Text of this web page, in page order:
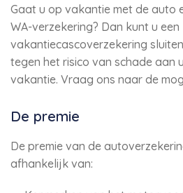
Gaat u op vakantie met de auto
WA-verzekering? Dan kunt u een
vakantiecascoverzekering
tegen het risico van schade aan
vakantie. Vraag ons naar de
De premie
De premie van de
afhankelijk van: